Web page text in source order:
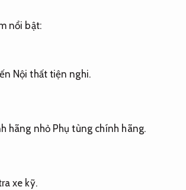
nổi bật:
Nội thất tiện nghi.
hãng nhỏ Phụ tùng chính hãng.
xe kỹ.